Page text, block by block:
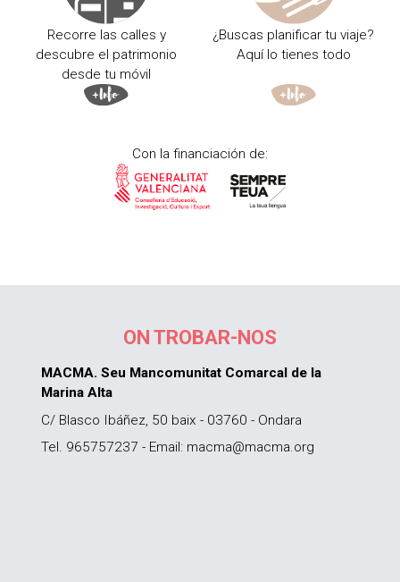
Recorre las calles y
descubre el patrimonio
desde tu móvil
¿Buscas planificar tu viaje?
Aquí lo tienes todo
Con la financiación de:
ON TROBAR-NOS
MACMA. Seu Mancomunitat Comarcal de la
Marina Alta
C/ Blasco Ibáñez, 50 baix - 03760 - Ondara
Tel. 965757237 - Email: macma@macma.org